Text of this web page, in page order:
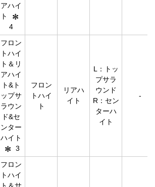
アハイ
ト
4
フロン
トハイ
ト＆リ
アハイ
ト&ト
ップサ
ラウン
ド&セ
ンター
ハイト
3
フロン
トハイ
ト
リアハ
イト
L：トッ
プサラ
ウンド
R：セン
ターハ
イト
-
フロン
トハイ